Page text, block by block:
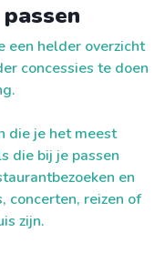
een helder overzicht
concessies te doen
die je het meest
die bij je passen
en
concerten, reizen of
zijn.